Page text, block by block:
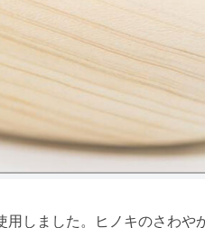
しました。ヒノキのさわや